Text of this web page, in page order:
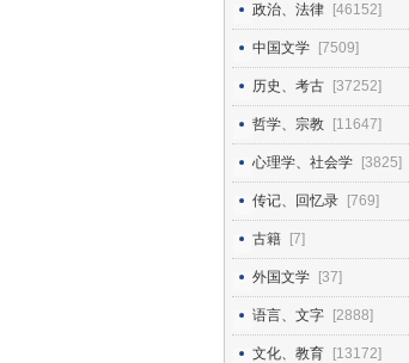
政治、法律 [46152]
中国文学 [7509]
历史、考古 [37252]
哲学、宗教 [11647]
心理学、社会学 [3825]
传记、回忆录 [769]
古籍 [7]
外国文学 [37]
语言、文字 [2888]
文化、教育 [13172]